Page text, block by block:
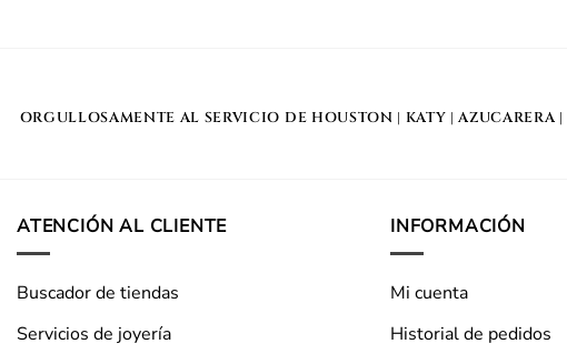
ORGULLOSAMENTE AL SERVICIO DE HOUSTON | KATY |AZUCARERA |
ATENCIÓN AL CLIENTE
Buscador de tiendas
Servicios de joyería
INFORMACIÓN
Mi cuenta
Historial de pedidos